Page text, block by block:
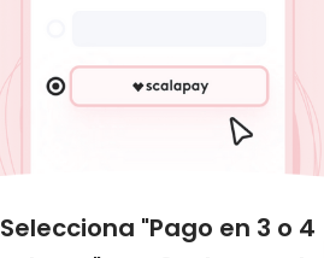
Selecciona "Pago en 3 o 4